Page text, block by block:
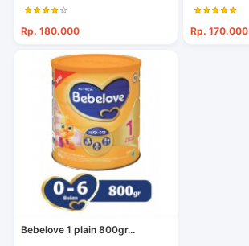
Rp. 180.000 Rp. 170.000
Bebelove 1 plain 800gr...